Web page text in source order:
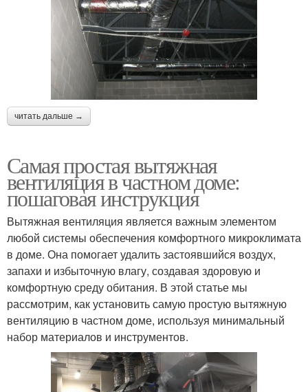
читать дальше →
Самая простая вытяжная
вентиляция в частном доме:
пошаговая инструкция
Вытяжная вентиляция является важным элементом
любой системы обеспечения комфортного микроклимата
в доме. Она помогает удалить застоявшийся воздух,
запахи и избыточную влагу, создавая здоровую и
комфортную среду обитания. В этой статье мы
рассмотрим, как установить самую простую вытяжную
вентиляцию в частном доме, используя минимальный
набор материалов и инструментов.